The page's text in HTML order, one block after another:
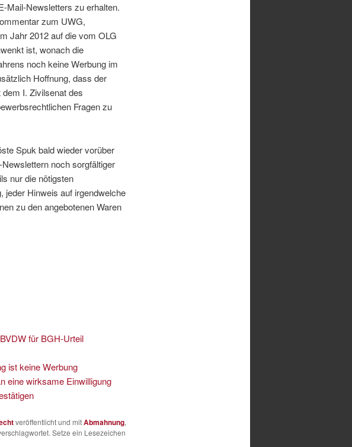
Mail-Newsletters zu erhalten.
zum UWG,
Jahr 2012 auf die vom OLG
ist, wonach die
noch keine Werbung im
Hoffnung, dass der
I. Zivilsenat des
Fragen zu
Spuk bald wieder vorüber
noch sorgfältiger
nur die nötigsten
jeder Hinweis auf irgendwelche
zu den angebotenen Waren
für BGH-Urteil
ist keine Werbung
eine wirksame Einwilligung
veröffentlicht und mitAbmahnung,
Setze ein Lesezeichen